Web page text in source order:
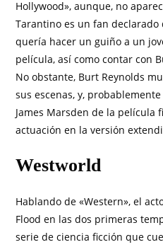
Hollywood», aunque, no
Tarantino es un fan declarado
quería hacer un guiño a un
película, así como contar con
No obstante, Burt Reynolds
sus escenas, y,
James Marsden de la película
actuación en la versión
Westworld
Hablando de «Western», el
Flood en las dos primeras
serie de ciencia ficción que